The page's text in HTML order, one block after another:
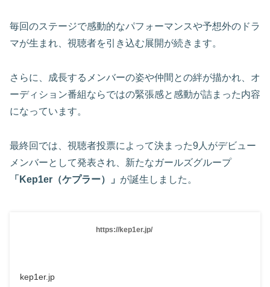
毎回のステージで感動的なパフォーマンスや予想外のドラ
マが生まれ、視聴者を引き込む展開が続きます。
さらに、成長するメンバーの姿や仲間との絆が描かれ、オ
ーディション番組ならではの緊張感と感動が詰まった内容
になっています。
最終回では、視聴者投票によって決まった9人がデビュー
メンバーとして発表され、新たなガールズグループ
「Kep1er（ケプラー）」 が誕生しました。
https://kep1er.jp/
kep1er.jp